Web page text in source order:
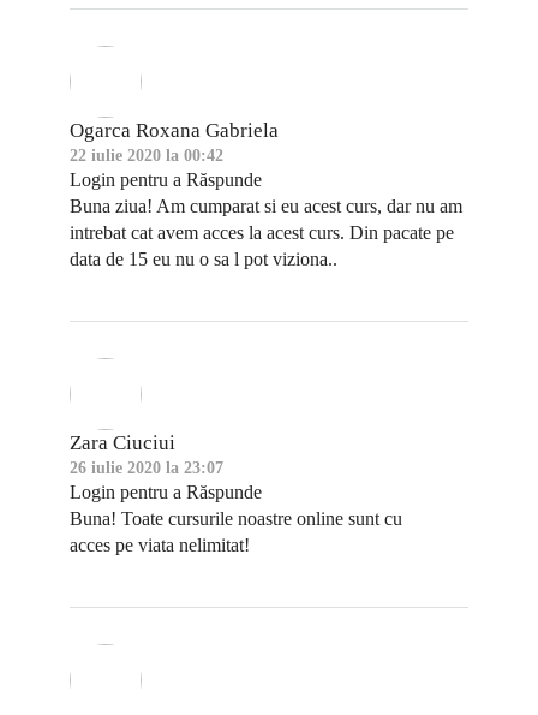
Ogarca Roxana Gabriela
22 iulie 2020 la 00:42
Login pentru a Răspunde
Buna ziua! Am cumparat si eu acest curs, dar nu am
intrebat cat avem acces la acest curs. Din pacate pe
data de 15 eu nu o sa l pot viziona..
Zara Ciuciui
26 iulie 2020 la 23:07
Login pentru a Răspunde
Buna! Toate cursurile noastre online sunt cu
acces pe viata nelimitat!